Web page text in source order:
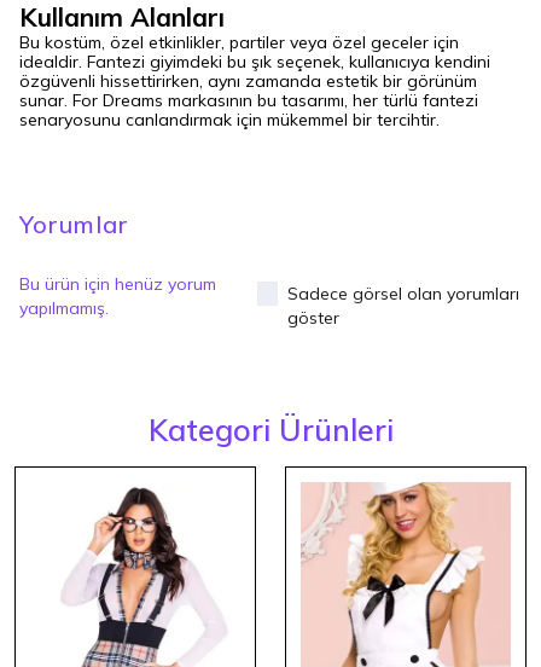
Kullanım Alanları
Bu kostüm, özel etkinlikler, partiler veya özel geceler için
idealdir. Fantezi giyimdeki bu şık seçenek, kullanıcıya kendini
özgüvenli hissettirirken, aynı zamanda estetik bir görünüm
sunar. For Dreams markasının bu tasarımı, her türlü fantezi
senaryosunu canlandırmak için mükemmel bir tercihtir.
Yorumlar
Bu ürün için henüz yorum
yapılmamış.
Sadece görsel olan yorumları
göster
Kategori Ürünleri